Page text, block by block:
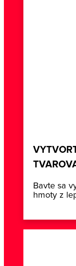
Bavte sa
hmoty z